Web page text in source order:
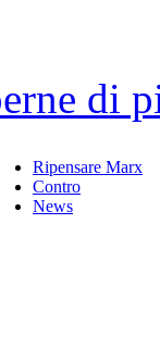
di
Ripensare Marx
Contro
News